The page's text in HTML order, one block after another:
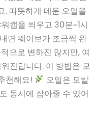
. 따뜻하게 데운 오일을
캡을 씌우고 30분~1시
면 웨이브가 조금씩 완
으로 변하진 않지만, 여
진답니다. 이 방법은 모
천해요!
오일은 모발
동시에 잡아줄 수 있어